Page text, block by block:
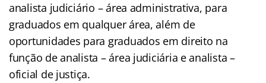
analista judiciário – área administrativa, para
graduados em qualquer área, além de
oportunidades para graduados em direito na
função de analista – área judiciária e analista –
oficial de justiça.